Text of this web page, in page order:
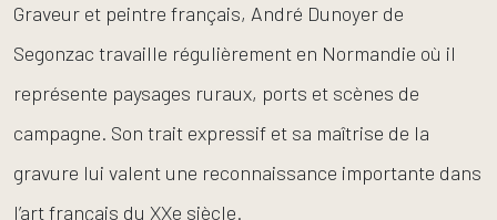
Graveur et peintre français, André Dunoyer de
Segonzac travaille régulièrement en Normandie où il
représente paysages ruraux, ports et scènes de
campagne. Son trait expressif et sa maîtrise de la
gravure lui valent une reconnaissance importante dans
l’art français du XXe siècle.